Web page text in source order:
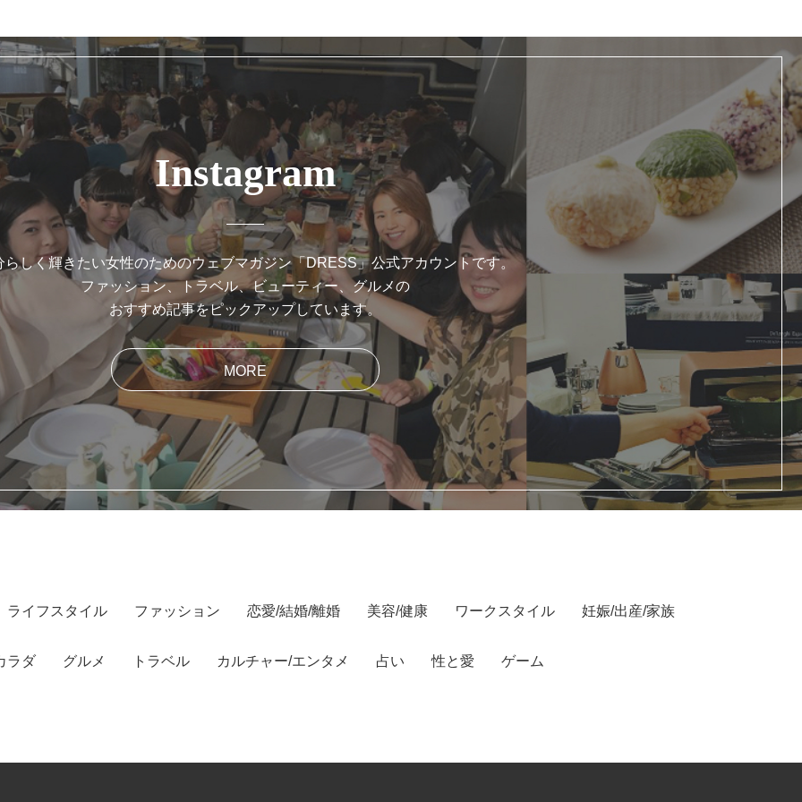
Instagram
らしく輝きたい女性のためのウェブマガジン「DRESS」公式アカウントです。
ファッション、トラベル、ビューティー、グルメの
おすすめ記事をピックアップしています。
MORE
ライフスタイル ファッション 恋愛/結婚/離婚 美容/健康 ワークスタイル 妊娠/出産/家族
ラダ グルメ トラベル カルチャー/エンタメ 占い 性と愛 ゲーム